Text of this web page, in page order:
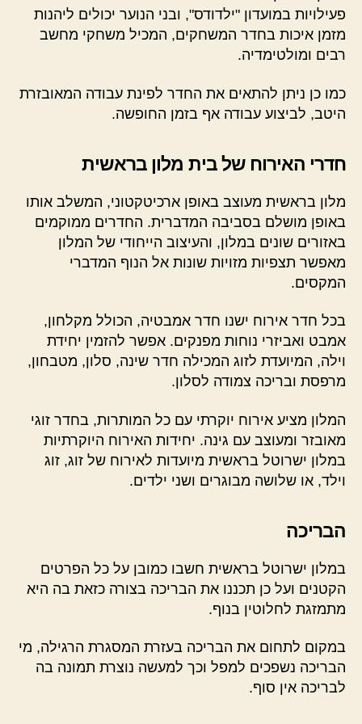
פעילויות במועדון "ילדודס", ובני הנוער יכולים ליהנות
מזמן איכות בחדר המשחקים, המכיל משחקי מחשב
רבים ומולטימדיה.
כמו כן ניתן להתאים את החדר לפינת עבודה המאובזרת
היטב, לביצוע עבודה אף בזמן החופשה.
חדרי האירוח של בית מלון בראשית
מלון בראשית מעוצב באופן ארכיטקטוני, המשלב אותו
באופן מושלם בסביבה המדברית. החדרים ממוקמים
באזורים שונים במלון, והעיצוב הייחודי של המלון
מאפשר תצפיות מזויות שונות אל הנוף המדברי
המקסים.
בכל חדר אירוח ישנו חדר אמבטיה, הכולל מקלחון,
אמבט ואביזרי נוחות מפנקים. אפשר להזמין יחידת
וילה, המיועדת לזוג המכילה חדר שינה, סלון, מטבחון,
מרפסת ובריכה צמודה לסלון.
המלון מציע אירוח יוקרתי עם כל המותרות, בחדר זוגי
מאובזר ומעוצב עם גינה. יחידות האירוח היוקרתיות
במלון ישרוטל בראשית מיועדות לאירוח של זוג, זוג
וילד, או שלושה מבוגרים ושני ילדים.
הבריכה
במלון ישרוטל בראשית חשבו כמובן על כל הפרטים
הקטנים ועל כן תכננו את הבריכה בצורה כזאת בה היא
מתמזגת לחלוטין בנוף.
במקום לתחום את הבריכה בעזרת המסגרת הרגילה, מי
הבריכה נשפכים למפל וכך למעשה נוצרת תמונה בה
לבריכה אין סוף.